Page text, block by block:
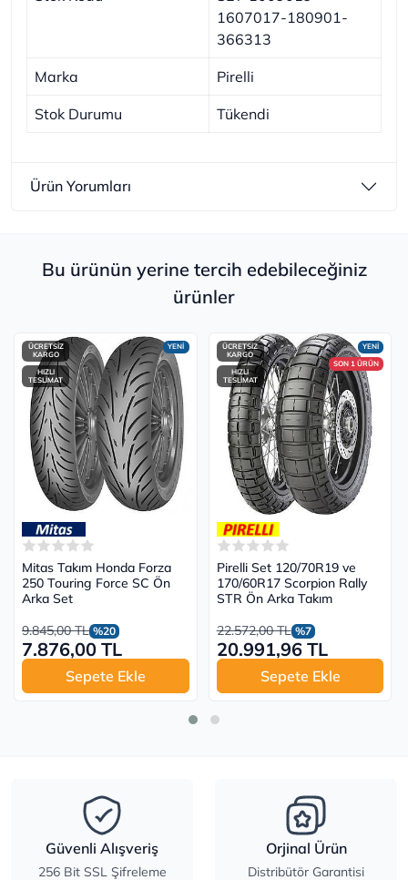
1607017-180901-
366313
Marka Pirelli
Stok Durumu Tükendi
Ürün Yorumları
Bu ürünün yerine tercih edebileceğiniz
ürünler
YENİ
ÜCRETSİZ
KARGO
HIZLI
TESLİMAT
Mitas Takım Honda Forza
250 Touring Force SC Ön
Arka Set
9.845,00 TL %20
7.876,00 TL
Sepete Ekle
YENİ
SON 1 ÜRÜN
ÜCRETSİZ
KARGO
HIZLI
TESLİMAT
Pirelli Set 120/70R19 ve
170/60R17 Scorpion Rally
STR Ön Arka Takım
22.572,00 TL %7
20.991,96 TL
Sepete Ekle
Güvenli Alışveriş
256 Bit SSL Şifreleme
Orjinal Ürün
Distribütör Garantisi